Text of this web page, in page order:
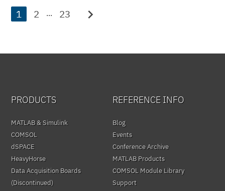
1 2 ... 23 chevron_right
PRODUCTS
MATLAB & Simulink
COMSOL
dSPACE
HeavyHorse
Data Acquisition Boards
(Discontinued)
REFERENCE INFO
Blog
Events
Conference Archive
MATLAB Products
COMSOL Module Library
Support